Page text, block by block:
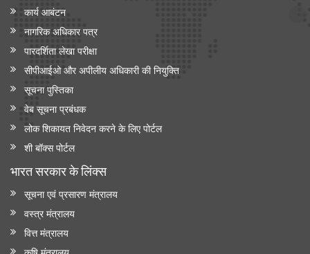
कार्य आबंटन
नागरिक अधिकार पत्र
पारदर्शिता लेखा परीक्षा
सीपीआईओ और अपी‍लीय अधिकारी की नियुक्ति
सूचना पुस्तिका
वेब सूचना प्रबंधक
लोक शिकायत निवेदन करने के लिए पोर्टल
शी बॉक्स पोर्टल
भारत सरकार के लिंक्‍स
सूचना एवं प्रसारण मंत्रालय
वस्त्र मंत्रालय
वित्त मंत्रालय